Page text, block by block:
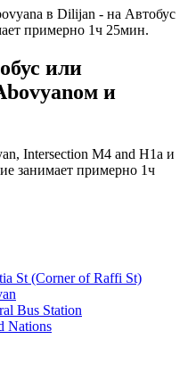
в Dilijan - на Автобус
примерно 1ч 25мин.
или
и
Intersection M4 and H1а и
занимает примерно 1ч
St (Corner of Raffi St)
Bus Station
Nations